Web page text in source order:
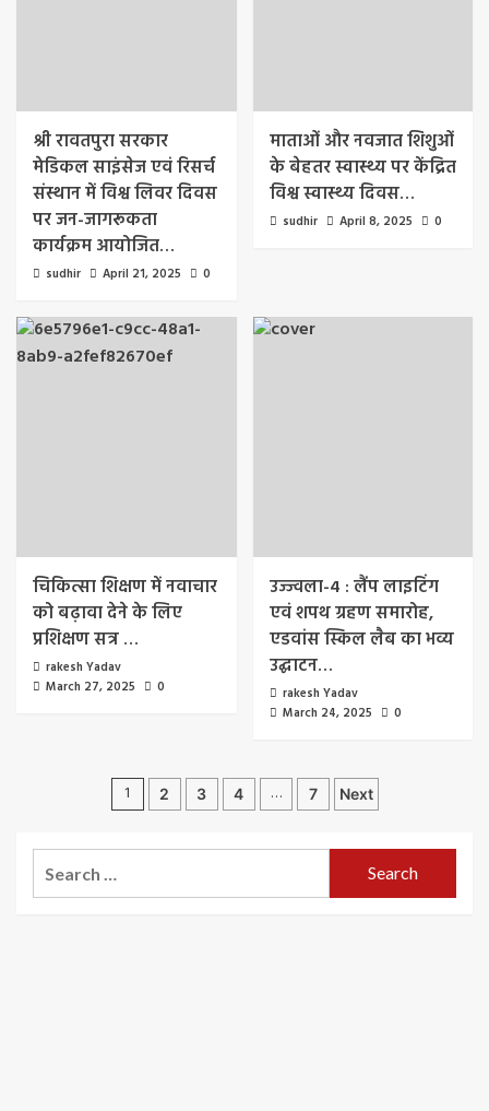
श्री रावतपुरा सरकार
मेडिकल साइंसेज एवं रिसर्च
संस्थान में विश्व लिवर दिवस
पर जन-जागरूकता
कार्यक्रम आयोजित…
sudhir April 21, 2025 0
माताओं और नवजात शिशुओं
के बेहतर स्वास्थ्य पर केंद्रित
विश्व स्वास्थ्य दिवस…
sudhir April 8, 2025 0
चिकित्सा शिक्षण में नवाचार
को बढ़ावा देने के लिए
प्रशिक्षण सत्र …
rakesh Yadav
March 27, 2025
0
उज्ज्वला-4 : लैंप लाइटिंग
एवं शपथ ग्रहण समारोह,
एडवांस स्किल लैब का भव्य
उद्घाटन…
rakesh Yadav
March 24, 2025
0
Posts
1 2 3 4 … 7 Next
for: